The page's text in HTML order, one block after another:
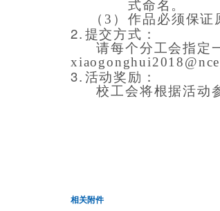
式命名。
（3） 作品必须保证
2. 提交方式：
请每个分工会指定
3. 活动奖励 ：
校工会将根据活动
相关附件